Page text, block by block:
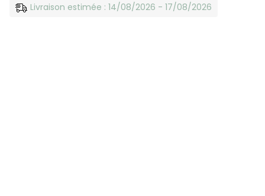
Livraison estimée : 14/08/2026 - 17/08/2026